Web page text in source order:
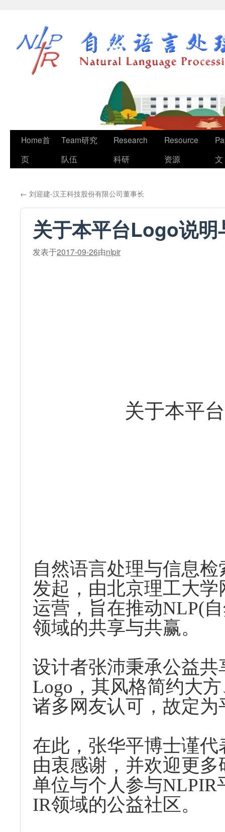
Home首
页
Team研究
队伍
Research
科研
Resource
资源
文
← 刘迎建-汉王科技股份有限公司董事长
关于本平台Logo说明
发表于2017-09-26由nlpir
关于本平台
自然语言处理与信息
发起，由北京理工大
运营，旨在推动NLP(
领域的共享与共赢。
设计者张沛秉承公益
Logo ，其风格简约大
诸多网友认可，故定
在此， 张华平博士谨代
由衷感谢，并欢迎更
单位与个人参与NLPIR
IR领域的公益社区。